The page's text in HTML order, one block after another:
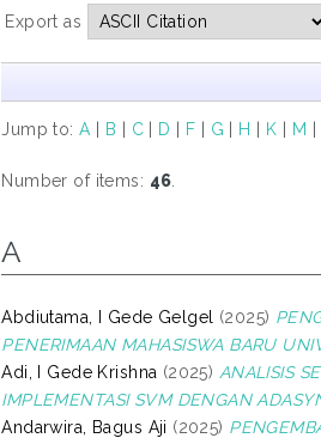
Export as
Jump to:A | B | C| D | F | G | H | K | M |
Number of items: 46
A
Abdiutama, I Gede Gelgel (2025)
PENERIMAAN MAHASISWA BARU
Adi, I Gede Krishna (2025) ANALISIS
IMPLEMENTASI SVM DENGAN
Andarwira, Bagus Aji (2025)